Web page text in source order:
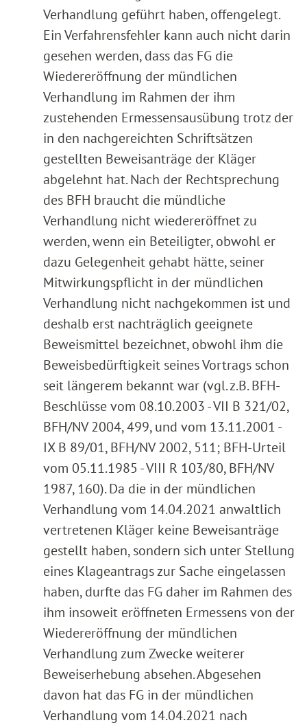
Verhandlung geführt haben, offengelegt.
Ein Verfahrensfehler kann auch nicht darin
gesehen werden, dass das FG die
Wiedereröffnung der mündlichen
Verhandlung im Rahmen der ihm
zustehenden Ermessensausübung trotz der
in den nachgereichten Schriftsätzen
gestellten Beweisanträge der Kläger
abgelehnt hat. Nach der Rechtsprechung
des BFH braucht die mündliche
Verhandlung nicht wiedereröffnet zu
werden, wenn ein Beteiligter, obwohl er
dazu Gelegenheit gehabt hätte, seiner
Mitwirkungspflicht in der mündlichen
Verhandlung nicht nachgekommen ist und
deshalb erst nachträglich geeignete
Beweismittel bezeichnet, obwohl ihm die
Beweisbedürftigkeit seines Vortrags schon
seit längerem bekannt war (vgl. z.B. BFH-
Beschlüsse vom 08.10.2003 - VII B 321/02,
BFH/NV 2004, 499, und vom 13.11.2001 -
IX B 89/01, BFH/NV 2002, 511; BFH-Urteil
vom 05.11.1985 - VIII R 103/80, BFH/NV
1987, 160). Da die in der mündlichen
Verhandlung vom 14.04.2021 anwaltlich
vertretenen Kläger keine Beweisanträge
gestellt haben, sondern sich unter Stellung
eines Klageantrags zur Sache eingelassen
haben, durfte das FG daher im Rahmen des
ihm insoweit eröffneten Ermessens von der
Wiedereröffnung der mündlichen
Verhandlung zum Zwecke weiterer
Beweiserhebung absehen. Abgesehen
davon hat das FG in der mündlichen
Verhandlung vom 14.04.2021 nach